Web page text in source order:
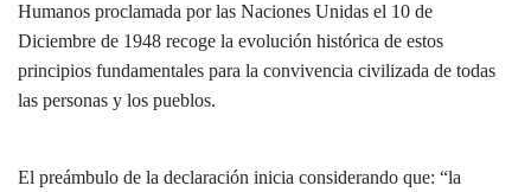
Humanos proclamada por las Naciones Unidas el 10 de
Diciembre de 1948 recoge la evolución histórica de estos
principios fundamentales para la convivencia civilizada de todas
las personas y los pueblos.
El preámbulo de la declaración inicia considerando que: “la